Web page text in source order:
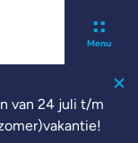
van 24 juli t/m